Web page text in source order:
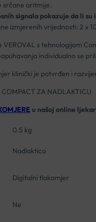
srčane aritmije.
signala pokazuje da li
izmjerenih vrijednosti: 2 x
VEROVAL s tehnologijom
individualno se
klinički je potvrđen i
ZA NADLAKTICU
u našoj online
0.5 kg
Nadlaktica
Digitalni tlakomjer
Ne